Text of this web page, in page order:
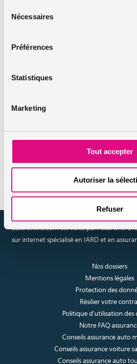
Nécessaires
Préférences
Statistiques
Marketing
Tout accepter
Autoriser la
Refuser
mars 2015
contrat dans le cas d’une explosion
ce qui est protégé par le contrat
En savoir plus sur
Réaliser un devis en
assurance
assuronline.com est édité par AssurOne
sur internet spécialisé en IARD et en
Nos dossiers
Mentions légales
Protection des
Résilier votre
Politique d’utilisation des
Notre FAQ
Conseils assurance auto
Conseils assurance voiture
Conseils assurance auto